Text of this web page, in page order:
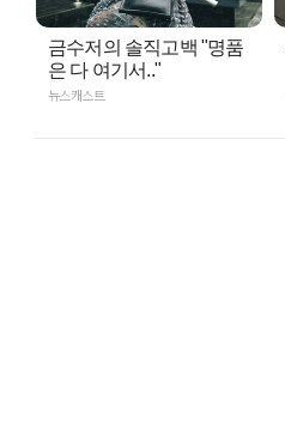
금수저의 솔직고백 "명품
은 다 여기서.."
뉴스캐스트